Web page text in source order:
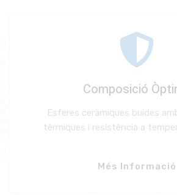
Composició
Esferes ceràmiques buides
tèrmiques i resistència a
Més Informació